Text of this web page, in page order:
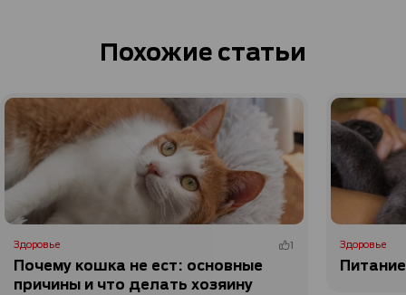
Похожие статьи
Здоровье 1
Почему кошка не ест: основные
причины и что делать хозяину
Здоровье